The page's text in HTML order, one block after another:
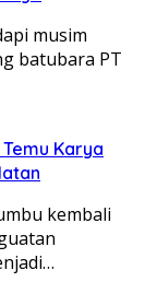
musim
batubara PT
Karya
kembali